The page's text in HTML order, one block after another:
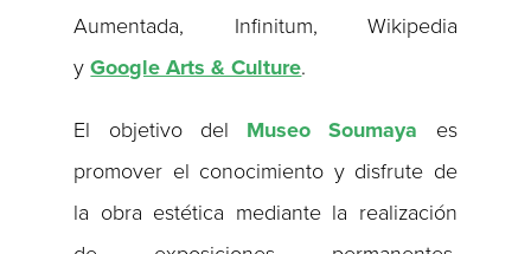
Aumentada, Infinitum, Wikipedia
yGoogle Arts & Culture.
El objetivo del Museo Soumaya es
promover el conocimiento y disfrute de
la obra estética mediante la realización